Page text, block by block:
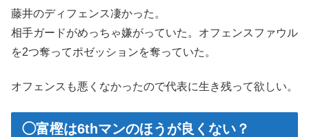
藤井のディフェンス凄かった。
相手ガードがめっちゃ嫌がっていた。オフェンスファウル
を2つ奪ってポゼッションを奪っていた。
オフェンスも悪くなかったので代表に生き残って欲しい。
◯富樫は6thマンのほうが良くない？